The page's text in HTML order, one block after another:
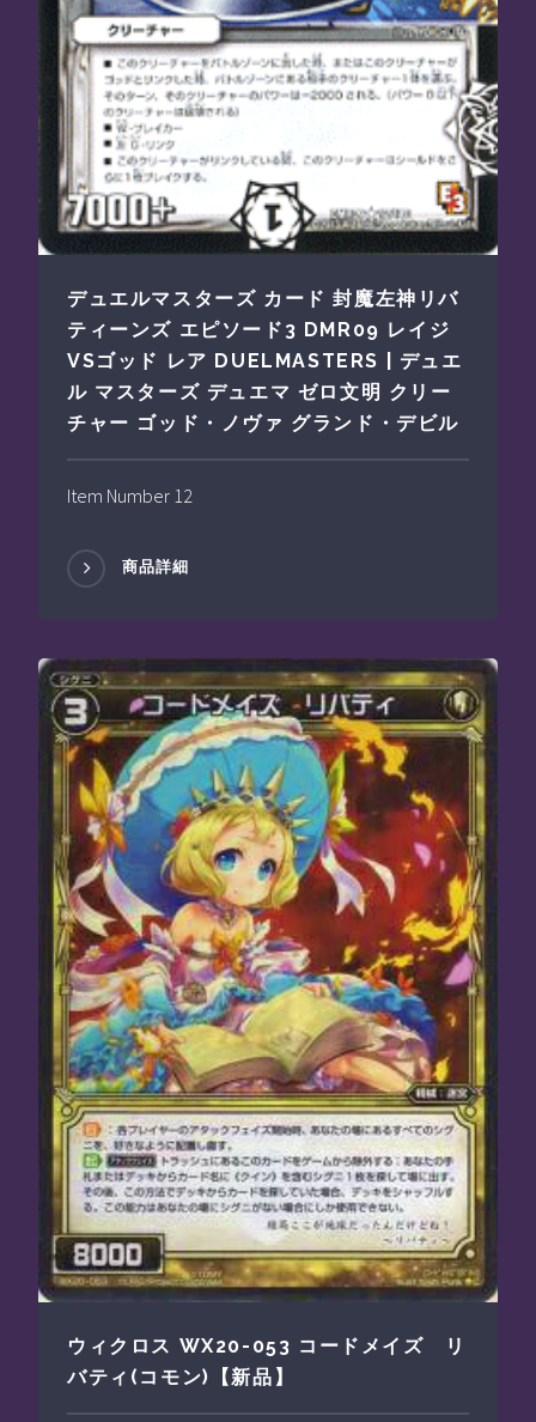
デュエルマスターズ カード 封魔左神リバ
ティーンズ エピソード3 DMR09 レイジ
VSゴッド レア DUELMASTERS | デュエ
ル マスターズ デュエマ ゼロ文明 クリー
チャー ゴッド・ノヴァ グランド・デビル
Item Number 12
商品詳細
ウィクロス WX20-053 コードメイズ リ
バティ(コモン)【新品】